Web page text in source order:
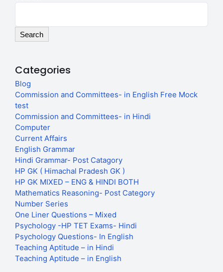
Search
Categories
Blog
Commission and Committees- in English Free Mock
test
Commission and Committees- in Hindi
Computer
Current Affairs
English Grammar
Hindi Grammar- Post Catagory
HP GK ( Himachal Pradesh GK )
HP GK MIXED – ENG & HINDI BOTH
Mathematics Reasoning- Post Category
Number Series
One Liner Questions – Mixed
Psychology -HP TET Exams- Hindi
Psychology Questions- In English
Teaching Aptitude – in Hindi
Teaching Aptitude – in English